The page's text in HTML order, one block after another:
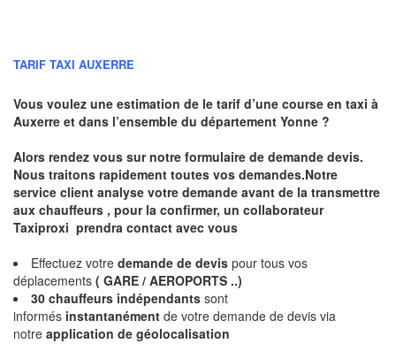
TARIF TAXI AUXERRE
Vous voulez une estimation de le tarif d’une course en taxi à
Auxerre et dans l’ensemble du département Yonne ?
Alors rendez vous sur notre formulaire de demande devis.
Nous traitons rapidement toutes vos demandes.Notre
service client analyse votre demande avant de la transmettre
aux chauffeurs , pour la confirmer, un collaborateur
Taxiproxi prendra contact avec vous
Effectuez votre demande de devis pour tous vos
déplacements ( GARE / AEROPORTS ..)
30 chauffeurs indépendants sont
informés instantanément de votre demande de devis via
notre application de géolocalisation